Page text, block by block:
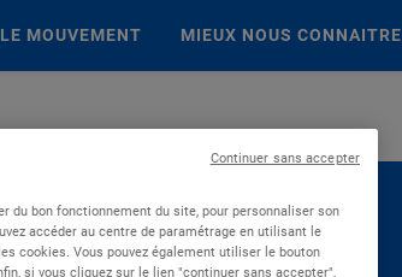
LE MOUVEMENT MIEUX NOUS CONNAITRE
du bon fonctionnement du site, pour personnaliser son
accéder au centre de paramétrage en utilisant le
cookies. Vous pouvez également utiliser le bouton
si vous cliquez sur le lien "continuer sans accepter",
Continuer sans accepter